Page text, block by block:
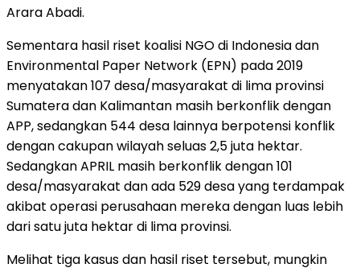
Arara Abadi.
Sementara hasil riset koalisi NGO di Indonesia dan
Environmental Paper Network (EPN) pada 2019
menyatakan 107 desa/masyarakat di lima provinsi
Sumatera dan Kalimantan masih berkonflik dengan
APP, sedangkan 544 desa lainnya berpotensi konflik
dengan cakupan wilayah seluas 2,5 juta hektar.
Sedangkan APRIL masih berkonflik dengan 101
desa/masyarakat dan ada 529 desa yang terdampak
akibat operasi perusahaan mereka dengan luas lebih
dari satu juta hektar di lima provinsi.
Melihat tiga kasus dan hasil riset tersebut, mungkin